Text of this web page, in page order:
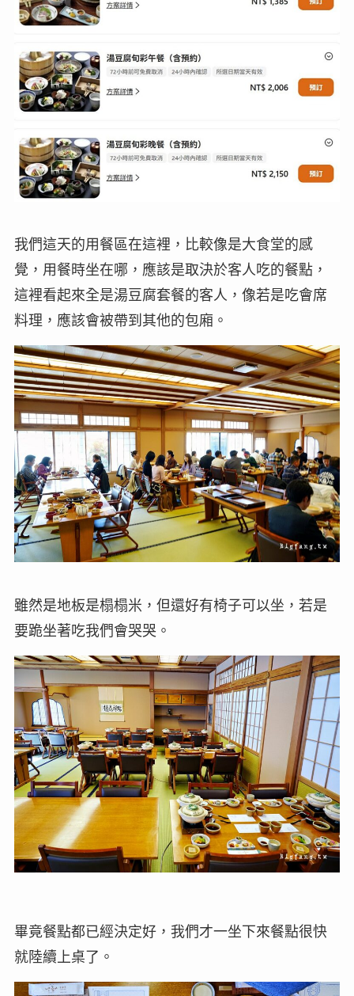
我們這天的用餐區在這裡，比較像是大食堂的感
覺，用餐時坐在哪，應該是取決於客人吃的餐點，
這裡看起來全是湯豆腐套餐的客人，像若是吃會席
料理，應該會被帶到其他的包廂。
雖然是地板是榻榻米，但還好有椅子可以坐，若是
要跪坐著吃我們會哭哭。
畢竟餐點都已經決定好，我們才一坐下來餐點很快
就陸續上桌了。